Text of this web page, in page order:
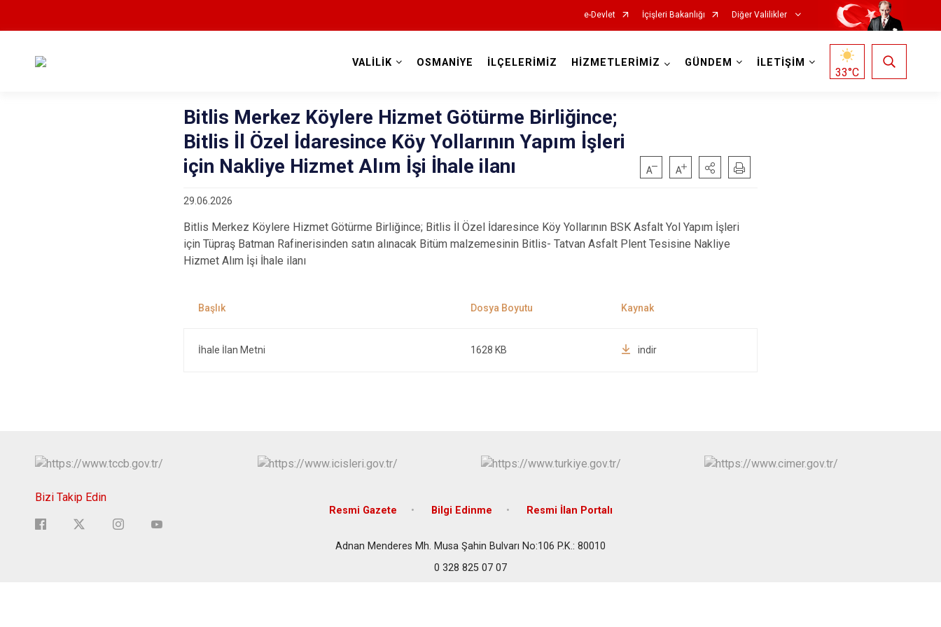
e-Devlet İçişleri Bakanlığı Diğer Valilikler
VALİLİK OSMANİYE İLÇELERİMİZ HİZMETLERİMİZ GÜNDEM İLETİŞİM
33°C
Bitlis Merkez Köylere Hizmet Götürme Birliğince;
Bitlis İl Özel İdaresince Köy Yollarının Yapım İşleri
için Nakliye Hizmet Alım İşi İhale ilanı
29.06.2026
Bitlis Merkez Köylere Hizmet Götürme Birliğince; Bitlis İl Özel İdaresince Köy Yollarının BSK Asfalt Yol Yapım İşleri
için Tüpraş Batman Rafinerisinden satın alınacak Bitüm malzemesinin Bitlis- Tatvan Asfalt Plent Tesisine Nakliye
Hizmet Alım İşi İhale ilanı
İhale İlan Metni 1628 KB indir
Bizi Takip Edin
Resmi Gazete Bilgi Edinme Resmi İlan Portalı
Adnan Menderes Mh. Musa Şahin Bulvarı No:106 P.K.: 80010
0 328 825 07 07